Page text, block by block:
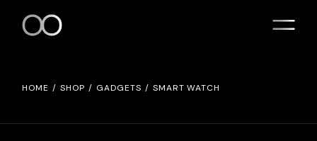
HOME SHOP GADGETS SMART WATCH